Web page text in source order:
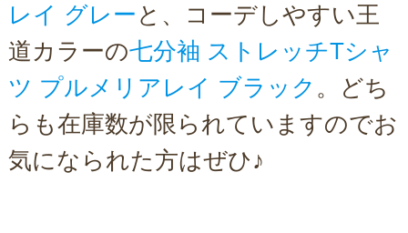
レイ グレー と、コーデしやすい王
道カラーの七分袖 ストレッチTシャ
ツ プルメリアレイ ブラック 。どち
らも在庫数が限られていますのでお
気になられた方はぜひ♪